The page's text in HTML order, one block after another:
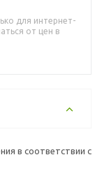
для интернет-
от цен в
в соответствии с